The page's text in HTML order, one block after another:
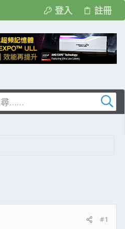
登入 註冊
#1